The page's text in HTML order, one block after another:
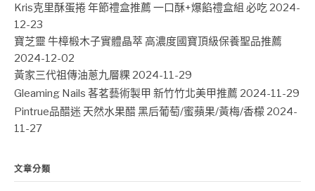
Kris克里酥蛋捲 年節禮盒推薦 一口酥+爆餡禮盒組 必吃 2024-
12-23
寶芝靈 牛樟椴木子實體晶萃 高濃度國寶頂級保養聖品推薦
2024-12-02
黃家三代祖傳油蔥九層粿 2024-11-29
Gleaming Nails 茖茗藝術製甲 新竹竹北美甲推薦 2024-11-29
Pintrue品醋迷 天然水果醋 黑后葡萄/蜜蘋果/黃梅/香檬 2024-
11-27
文章分類